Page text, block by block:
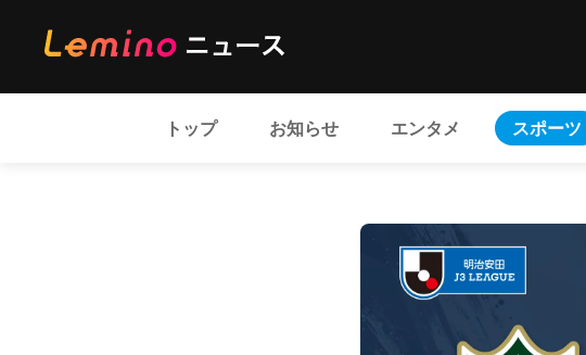
トップ お知らせ エンタメ スポーツ